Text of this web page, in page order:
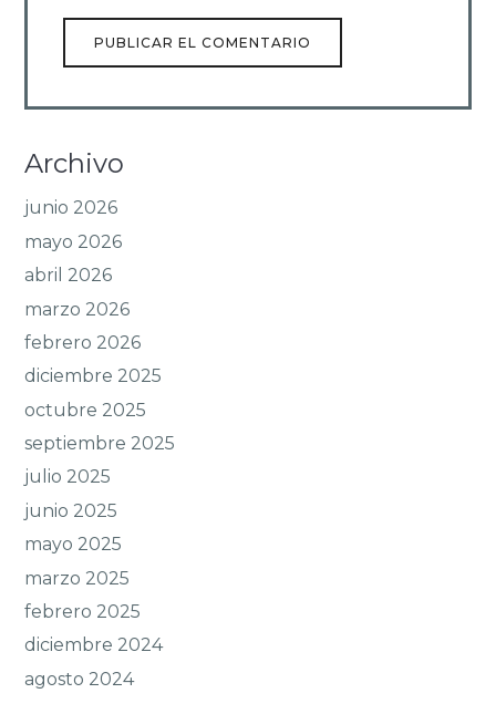
Archivo
junio 2026
mayo 2026
abril 2026
marzo 2026
febrero 2026
diciembre 2025
octubre 2025
septiembre 2025
julio 2025
junio 2025
mayo 2025
marzo 2025
febrero 2025
diciembre 2024
agosto 2024